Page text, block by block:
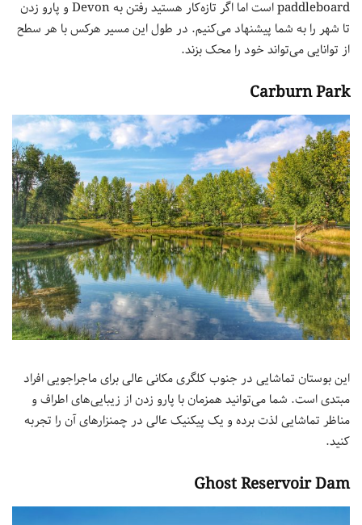
paddleboard است اما اگر تازه‌کار هستید رفتن به Devon و پارو زدن
تا شهر را به شما پیشنهاد می‌کنیم. در طول این مسیر هرکس با هر سطح
از توانایی می‌تواند خود را محک بزند.
Carburn Park
این بوستان تماشایی در جنوب کلگری مکانی عالی برای ماجراجویی افراد
مبتدی است. شما می‌توانید همزمان با پارو زدن از زیبایی‌های اطراف و
مناظر تماشایی لذت برده و یک پیکنیک عالی در چمنزارهای آن را تجربه
کنید.
Ghost Reservoir Dam